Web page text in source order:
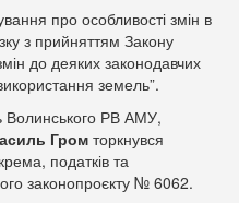
про особливості змін в
з прийняттям Закону
до деяких законодавчих
земель”.
Волинського РВ АМУ,
Гром торкнувся
податків та
законопроєкту № 6062.